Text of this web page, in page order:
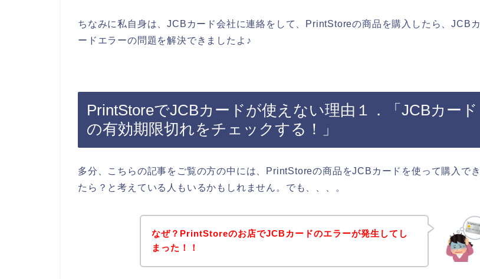
ちなみに私自身は、JCBカード会社に連絡をして、PrintStoreの商品を購入したら、JCBカ
ードエラーの問題を解決できましたよ♪
PrintStoreでJCBカードが使えない理由１．「JCBカード
の有効期限切れをチェックする！」
多分、こちらの記事をご覧の方の中には、PrintStoreの商品をJCBカードを使って購入でき
たら？と考えている人もいるかもしれません。でも、、、。
なぜ？PrintStoreのお店でJCBカードのエラーが発生してし
まった！！